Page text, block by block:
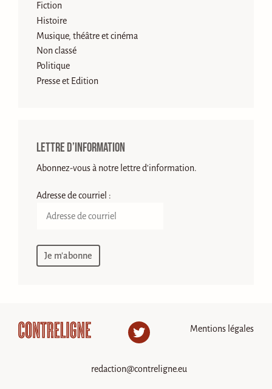
Fiction
Histoire
Musique, théâtre et cinéma
Non classé
Politique
Presse et Edition
Lettre d’information
Abonnez-vous à notre lettre d'information.
Adresse de courriel :
Twitter
redaction@contreligne.eu
Mentions légales